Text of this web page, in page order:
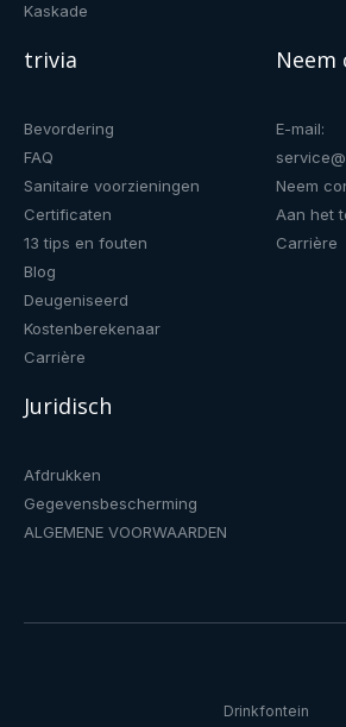
Kaskade
trivia
Bevordering
FAQ
Sanitaire voorzieningen
Certificaten
13 tips en fouten
Blog
Deugeniseerd
Kostenberekenaar
Carrière
Neem
E-mail:
Neem
Aan het
Carrière
Juridisch
Afdrukken
Gegevensbescherming
ALGEMENE VOORWAARDEN
Drinkfontein